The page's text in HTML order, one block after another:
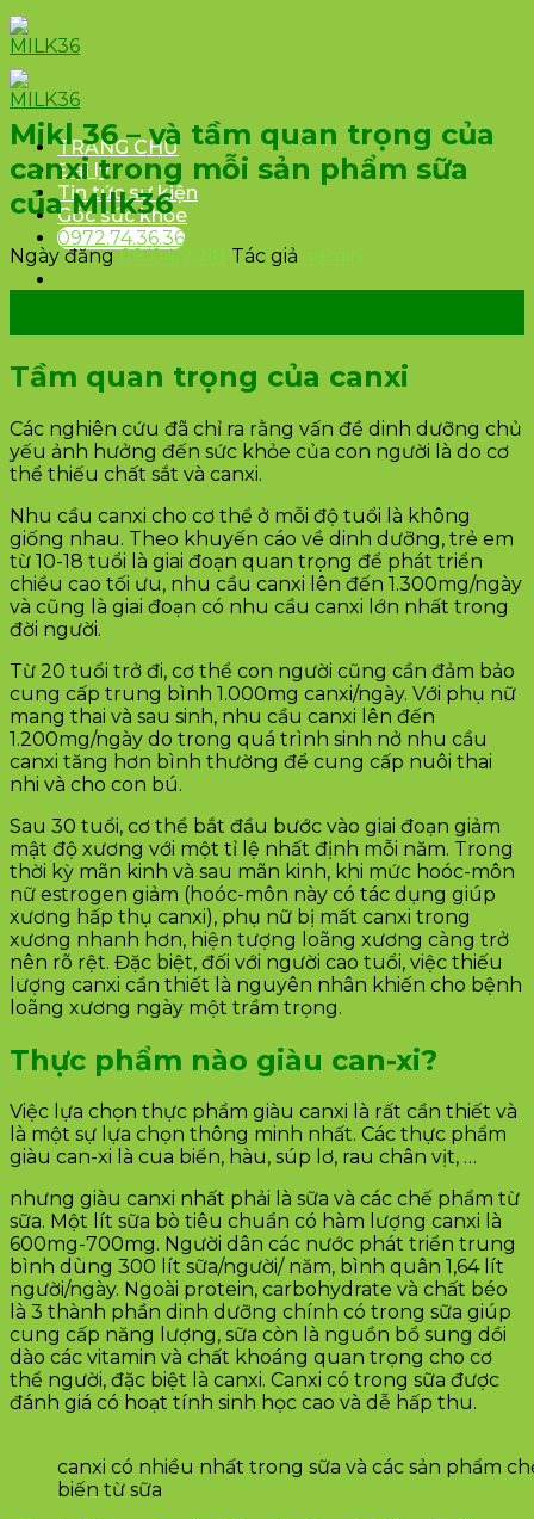
Skip
to
content
TRANG CHỦ
Đại lý
Tin tức sự kiện
Góc sức khỏe
0972.74.36.36
Mikl 36 – và tầm quan trọng của
canxi trong mỗi sản phẩm sữa
của MIlk36
Ngày đăng09/04/2018 Tác giả
Tầm quan trọng của canxi
Các nghiên cứu đã chỉ ra rằng vấn đề dinh dưỡng chủ
yếu ảnh hưởng đến sức khỏe của con người là do cơ
thể thiếu chất sắt và canxi.
Nhu cầu canxi cho cơ thể ở mỗi độ tuổi là không
giống nhau. Theo khuyến cáo về dinh dưỡng, trẻ em
từ 10-18 tuổi là giai đoạn quan trọng để phát triển
chiều cao tối ưu, nhu cầu canxi lên đến 1.300mg/ngày
và cũng là giai đoạn có nhu cầu canxi lớn nhất trong
đời người.
Từ 20 tuổi trở đi, cơ thể con người cũng cần đảm bảo
cung cấp trung bình 1.000mg canxi/ngày. Với phụ nữ
mang thai và sau sinh, nhu cầu canxi lên đến
1.200mg/ngày do trong quá trình sinh nở nhu cầu
canxi tăng hơn bình thường để cung cấp nuôi thai
nhi và cho con bú.
Sau 30 tuổi, cơ thể bắt đầu bước vào giai đoạn giảm
mật độ xương với một tỉ lệ nhất định mỗi năm. Trong
thời kỳ mãn kinh và sau mãn kinh, khi mức hoóc-môn
nữ estrogen giảm (hoóc-môn này có tác dụng giúp
xương hấp thụ canxi), phụ nữ bị mất canxi trong
xương nhanh hơn, hiện tượng loãng xương càng trở
nên rõ rệt. Đặc biệt, đối với người cao tuổi, việc thiếu
lượng canxi cần thiết là nguyên nhân khiến cho bệnh
loãng xương ngày một trầm trọng.
Thực phẩm nào giàu can-xi?
Việc lựa chọn thực phẩm giàu canxi là rất cần thiết và
là một sự lựa chọn thông minh nhất. Các thực phẩm
giàu can-xi là cua biển, hàu, súp lơ, rau chân vịt, …
nhưng giàu canxi nhất phải là sữa và các chế phẩm từ
sữa. Một lít sữa bò tiêu chuẩn có hàm lượng canxi là
600mg-700mg. Người dân các nước phát triển trung
bình dùng 300 lít sữa/người/ năm, bình quân 1,64 lít
người/ngày. Ngoài protein, carbohydrate và chất béo
là 3 thành phần dinh dưỡng chính có trong sữa giúp
cung cấp năng lượng, sữa còn là nguồn bổ sung dồi
dào các vitamin và chất khoáng quan trọng cho cơ
thể người, đặc biệt là canxi. Canxi có trong sữa được
đánh giá có hoạt tính sinh học cao và dễ hấp thu.
canxi có nhiều nhất trong sữa và các sản phẩm
biến từ sữa